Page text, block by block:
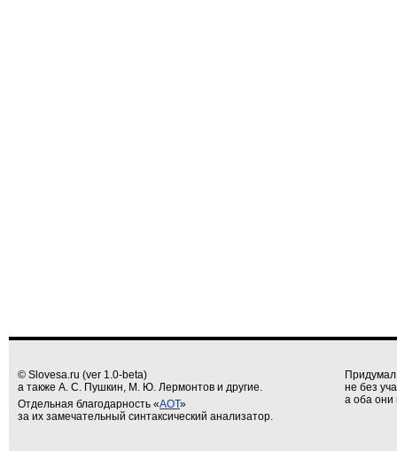
© Slovesa.ru (ver 1.0-beta)
а также А. С. Пушкин, М. Ю. Лермонтов и другие.
Отдельная благодарность «АОТ»
за их замечательный синтаксический анализатор.
не без
а оба они